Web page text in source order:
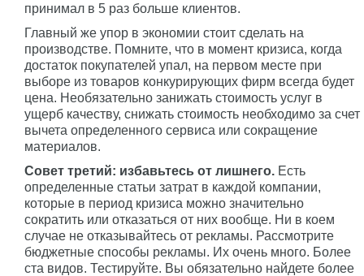
принимал в 5 раз больше клиентов.
Главный же упор в экономии стоит сделать на
производстве. Помните, что в момент кризиса, когда
достаток покупателей упал, на первом месте при
выборе из товаров конкурирующих фирм всегда будет
цена. Необязательно занижать стоимость услуг в
ущерб качеству, снижать стоимость необходимо за счет
вычета определенного сервиса или сокращение
материалов.
Совет третий: избавьтесь от лишнего. Есть
определенные статьи затрат в каждой компании,
которые в период кризиса можно значительно
сократить или отказаться от них вообще. Ни в коем
случае не отказывайтесь от рекламы. Рассмотрите
бюджетные способы рекламы. Их очень много. Более
ста видов. Тестируйте. Вы обязательно найдете более